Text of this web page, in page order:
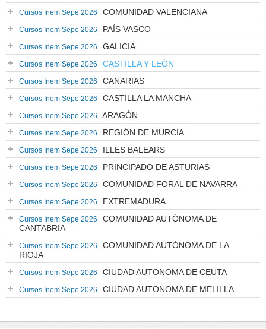
Cursos Inem Sepe 2026 COMUNIDAD VALENCIANA
Cursos Inem Sepe 2026 PAÍS VASCO
Cursos Inem Sepe 2026 GALICIA
Cursos Inem Sepe 2026 CASTILLA Y LEÓN
Cursos Inem Sepe 2026 CANARIAS
Cursos Inem Sepe 2026 CASTILLA LA MANCHA
Cursos Inem Sepe 2026 ARAGÓN
Cursos Inem Sepe 2026 REGIÓN DE MURCIA
Cursos Inem Sepe 2026 ILLES BALEARS
Cursos Inem Sepe 2026 PRINCIPADO DE ASTURIAS
Cursos Inem Sepe 2026 COMUNIDAD FORAL DE NAVARRA
Cursos Inem Sepe 2026 EXTREMADURA
Cursos Inem Sepe 2026
COMUNIDAD AUTÓNOMA DE
CANTABRIA
Cursos Inem Sepe 2026
COMUNIDAD AUTÓNOMA DE LA
RIOJA
Cursos Inem Sepe 2026 CIUDAD AUTONOMA DE CEUTA
Cursos Inem Sepe 2026 CIUDAD AUTONOMA DE MELILLA